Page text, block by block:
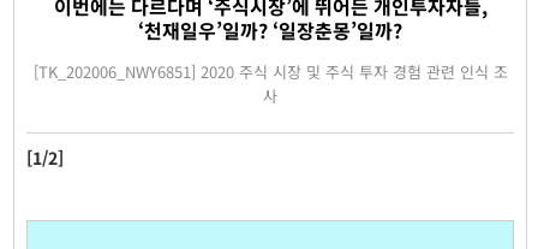
이번에는 다르다며 ‘주식시장’에 뛰어든 개인투자자들,
‘천재일우’일까? ‘일장춘몽’일까?
[TK_202006_NWY6851] 2020 주식 시장 및 주식 투자 경험 관련 인식 조
사
[1/2]